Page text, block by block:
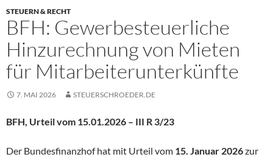
STEUERN & RECHT
BFH: Gewerbesteuerliche
Hinzurechnung von Mieten
für Mitarbeiterunterkünfte
7. MAI 2026 STEUERSCHROEDER.DE
BFH, Urteil vom 15.01.2026 – III R 3/23
Der Bundesfinanzhof hat mit Urteil vom 15. Januar 2026zur